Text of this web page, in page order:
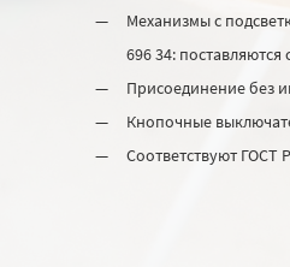
Механизмы с
696 34: поставляются
Присоединение без
Кнопочные
Соответствуют ГОСТ